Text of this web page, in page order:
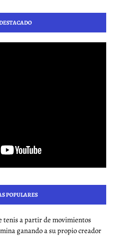
POPULARES
tenis a partir de movimientos
ganando a su propio creador